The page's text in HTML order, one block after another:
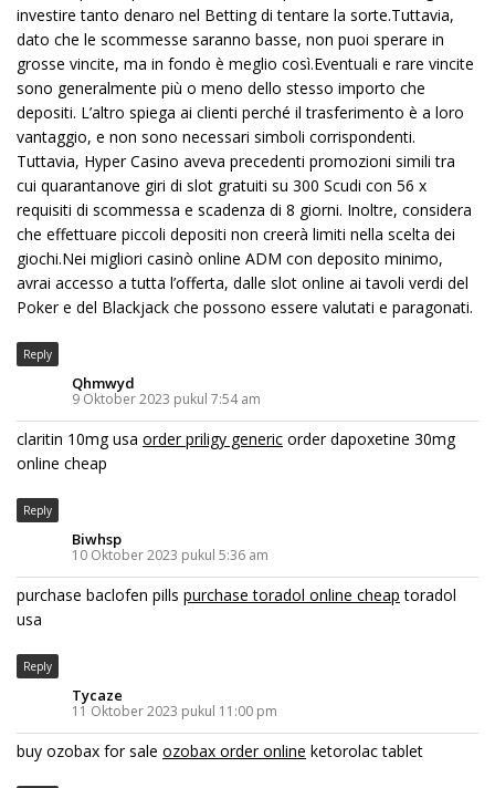
investire tanto denaro nel Betting di tentare la sorte.Tuttavia,
dato che le scommesse saranno basse, non puoi sperare in
grosse vincite, ma in fondo è meglio così.Eventuali e rare vincite
sono generalmente più o meno dello stesso importo che
depositi. L’altro spiega ai clienti perché il trasferimento è a loro
vantaggio, e non sono necessari simboli corrispondenti.
Tuttavia, Hyper Casino aveva precedenti promozioni simili tra
cui quarantanove giri di slot gratuiti su 300 Scudi con 56 x
requisiti di scommessa e scadenza di 8 giorni. Inoltre, considera
che effettuare piccoli depositi non creerà limiti nella scelta dei
giochi.Nei migliori casinò online ADM con deposito minimo,
avrai accesso a tutta l’offerta, dalle slot online ai tavoli verdi del
Poker e del Blackjack che possono essere valutati e paragonati.
Reply
Qhmwyd
9 Oktober 2023 pukul 7:54 am
claritin 10mg usa order priligy generic order dapoxetine 30mg
online cheap
Reply
Biwhsp
10 Oktober 2023 pukul 5:36 am
purchase baclofen pills purchase toradol online cheap toradol
usa
Reply
Tycaze
11 Oktober 2023 pukul 11:00 pm
buy ozobax for sale ozobax order online ketorolac tablet